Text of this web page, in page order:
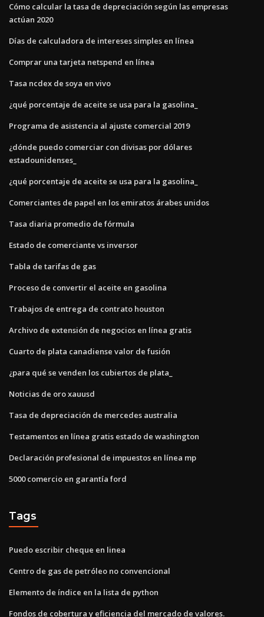
Cómo calcular la tasa de depreciación según las empresas
actúan 2020
Días de calculadora de intereses simples en línea
Comprar una tarjeta netspend en línea
Tasa ncdex de soya en vivo
¿qué porcentaje de aceite se usa para la gasolina_
Programa de asistencia al ajuste comercial 2019
¿dónde puedo comerciar con divisas por dólares
estadounidenses_
¿qué porcentaje de aceite se usa para la gasolina_
Comerciantes de papel en los emiratos árabes unidos
Tasa diaria promedio de fórmula
Estado de comerciante vs inversor
Tabla de tarifas de gas
Proceso de convertir el aceite en gasolina
Trabajos de entrega de contrato houston
Archivo de extensión de negocios en línea gratis
Cuarto de plata canadiense valor de fusión
¿para qué se venden los cubiertos de plata_
Noticias de oro xauusd
Tasa de depreciación de mercedes australia
Testamentos en línea gratis estado de washington
Declaración profesional de impuestos en línea mp
5000 comercio en garantía ford
Tags
Puedo escribir cheque en linea
Centro de gas de petróleo no convencional
Elemento de índice en la lista de python
Fondos de cobertura y eficiencia del mercado de valores.